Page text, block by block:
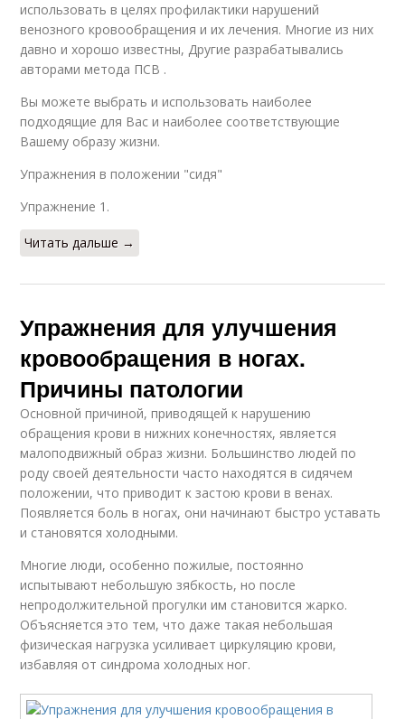
использовать в целях профилактики нарушений
венозного кровообращения и их лечения. Многие из них
давно и хорошо известны, Другие разрабатывались
авторами метода ПСВ .
Вы можете выбрать и использовать наиболее
подходящие для Вас и наиболее соответствующие
Вашему образу жизни.
Упражнения в положении "сидя"
Упражнение 1.
Читать дальше →
Упражнения для улучшения
кровообращения в ногах.
Причины патологии
Основной причиной, приводящей к нарушению
обращения крови в нижних конечностях, является
малоподвижный образ жизни. Большинство людей по
роду своей деятельности часто находятся в сидячем
положении, что приводит к застою крови в венах.
Появляется боль в ногах, они начинают быстро уставать
и становятся холодными.
Многие люди, особенно пожилые, постоянно
испытывают небольшую зябкость, но после
непродолжительной прогулки им становится жарко.
Объясняется это тем, что даже такая небольшая
физическая нагрузка усиливает циркуляцию крови,
избавляя от синдрома холодных ног.